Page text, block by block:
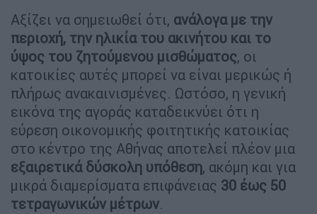
Αξίζει να σημειωθεί ότι, ανάλογα με την
περιοχή, την ηλικία του ακινήτου και το
ύψος του ζητούμενου μισθώματος, οι
κατοικίες αυτές μπορεί να είναι μερικώς ή
πλήρως ανακαινισμένες. Ωστόσο, η γενική
εικόνα της αγοράς καταδεικνύει ότι η
εύρεση οικονομικής φοιτητικής κατοικίας
στο κέντρο της Αθήνας αποτελεί πλέον μια
εξαιρετικά δύσκολη υπόθεση, ακόμη και για
μικρά διαμερίσματα επιφάνειας 30 έως 50
τετραγωνικών μέτρων.